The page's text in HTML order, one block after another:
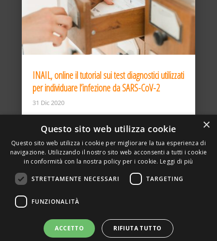
INAIL, online il tutorial sui test diagnostici utilizzati
per individuare l’infezione da SARS-CoV-2
31 Dic 2020
DELLA TORRE, 15 – 20127 – MILANO – P. IVA
SITO REALIZZATO DA GRAFICAEFOTO WEB AGENCY –
PARTNER SINTEL
×
Questo sito web utilizza cookie
Questo sito web utilizza i cookie per migliorare la tua esperienza di
navigazione. Utilizzando il nostro sito web acconsenti a tutti i cookie
in conformità con la nostra policy per i cookie. Leggi di più
STRETTAMENTE NECESSARI TARGETING
FUNZIONALITÀ
ACCETTO RIFIUTA TUTTO